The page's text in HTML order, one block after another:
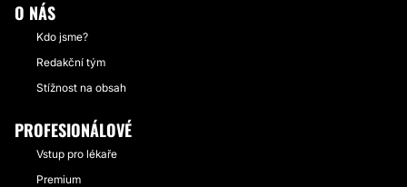
O NÁS
Kdo jsme?
Redakční tým
Stížnost na obsah
PROFESIONÁLOVÉ
Vstup pro lékaře
Premium